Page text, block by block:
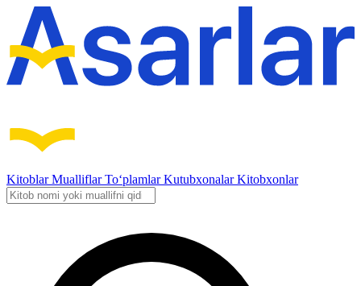
KitoblarMualliflarTo‘plamlarKutubxonalarKitobxonlar